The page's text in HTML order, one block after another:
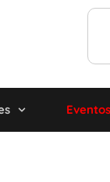
Eventos